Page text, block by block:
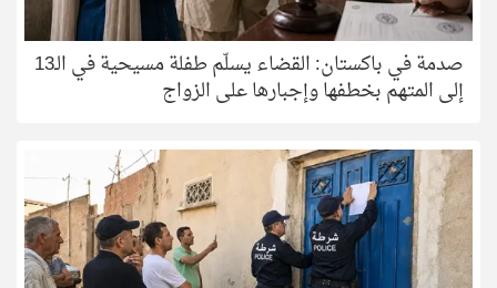
صدمة في باكستان: القضاء يسلّم طفلة مسيحية في الـ13
إلى المتهم بخطفها وإجبارها على الزواج